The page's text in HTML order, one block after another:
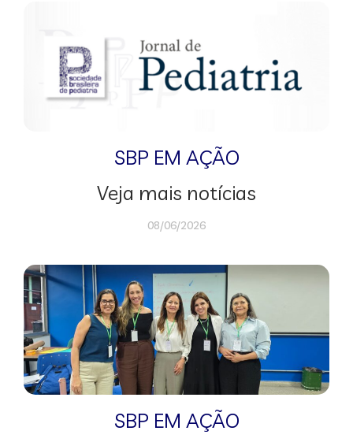
SBP EM AÇÃO
Veja mais notícias
08/06/2026
SBP EM AÇÃO